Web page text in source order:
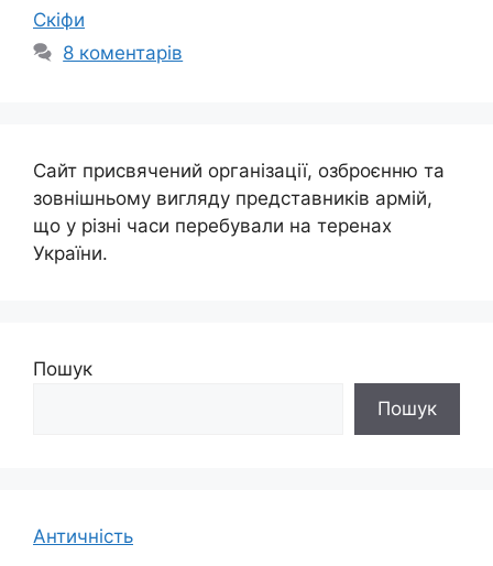
Скіфи
8 коментарів
Сайт присвячений організації, озброєнню та
зовнішньому вигляду представників армій,
що у різні часи перебували на теренах
України.
Пошук
Пошук
Античність